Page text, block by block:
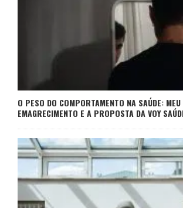
O PESO DO COMPORTAMENTO NA SAÚDE:
EMAGRECIMENTO E A PROPOSTA DA VOY